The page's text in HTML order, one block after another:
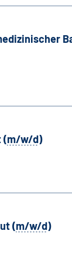
(m/w/d)
(m/w/d)